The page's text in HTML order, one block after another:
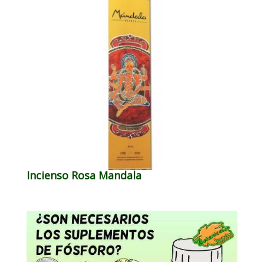
Incienso Rosa Mandala